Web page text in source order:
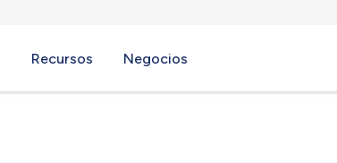
Recursos Negocios